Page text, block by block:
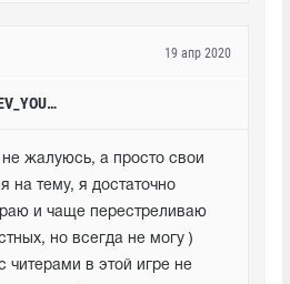
MOZOLEV_YOUTUBE
19 апр 2020
жалуюсь, а просто свои
на тему, я достаточно
и чаще перестреливаю
но всегда не могу )
читерами в этой игре не